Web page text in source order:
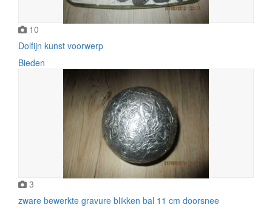
10
Dolfijn kunst voorwerp
Bieden
3
zware bewerkte gravure blikken bal 11 cm doorsnee